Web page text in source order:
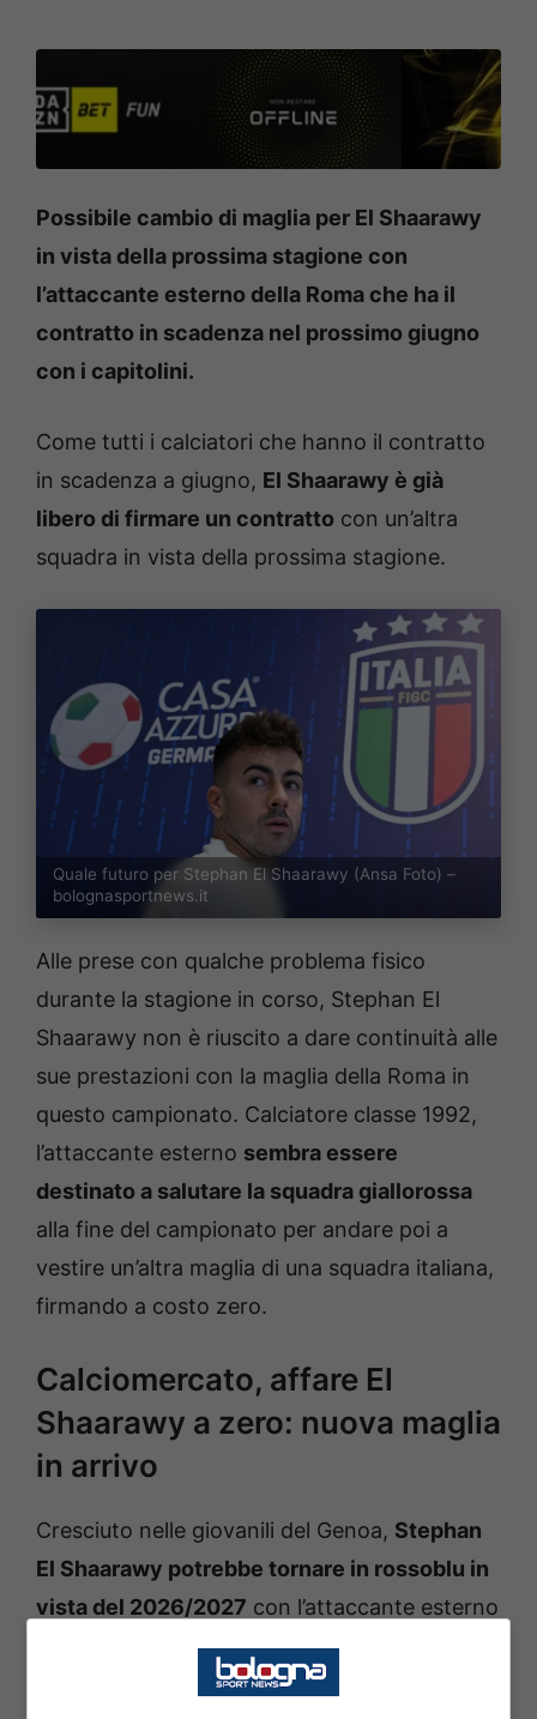
Possibile cambio di maglia per El Shaarawy
in vista della prossima stagione con
l’attaccante esterno della Roma che ha il
contratto in scadenza nel prossimo giugno
con i capitolini.
Come tutti i calciatori che hanno il contratto
in scadenza a giugno, El Shaarawy è già
libero di firmare un contratto con un’altra
squadra in vista della prossima stagione.
Quale futuro per Stephan El Shaarawy (Ansa Foto) –
bolognasportnews.it
Alle prese con qualche problema fisico
durante la stagione in corso, Stephan El
Shaarawy non è riuscito a dare continuità alle
sue prestazioni con la maglia della Roma in
questo campionato. Calciatore classe 1992,
l’attaccante esterno sembra essere
destinato a salutare la squadra giallorossa
alla fine del campionato per andare poi a
vestire un’altra maglia di una squadra italiana,
firmando a costo zero.
Calciomercato, affare El
Shaarawy a zero: nuova maglia
in arrivo
Cresciuto nelle giovanili del Genoa, Stephan
El Shaarawy potrebbe tornare in rossoblu in
vista del 2026/2027 con l’attaccante esterno
che sarebbe felice di vestire ancora una volta
la maglia con la quale ha fatto l’esordio in